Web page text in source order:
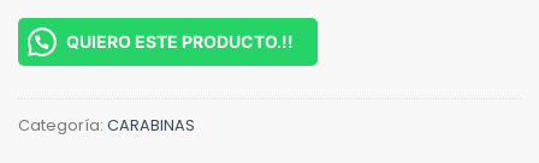
QUIERO ESTE PRODUCTO.!!
Categoría: CARABINAS